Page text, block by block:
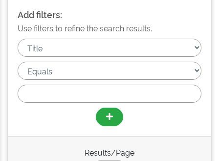
Add filters:
Use filters to refine the search results.
Results/Page